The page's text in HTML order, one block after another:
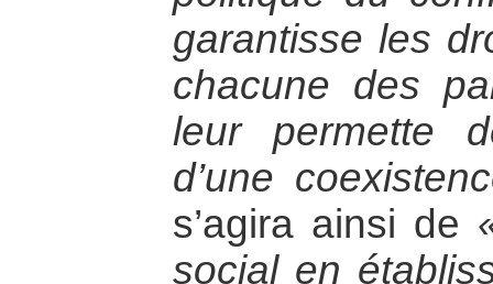
garantisse les
chacune des
leur permette
d’une
s’agira ainsi de
social en